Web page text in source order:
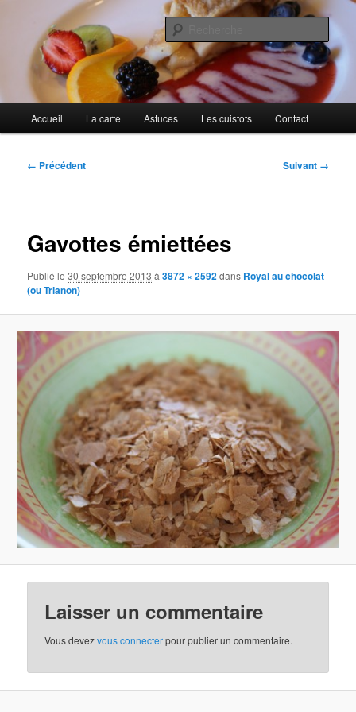
contenu
principalAu petit gargouillis
Cuisines d'internautes.
principal
Accueil La carte Astuces Les cuistots Contact
Navigation
← Précédent Suivant →
Gavottes émiettées
Publié le30 septembre 2013 à3872 × 2592dans Royal au chocolat
(ou Trianon)
Laisser un commentaire
Vous devezvous connecterpour publier un commentaire.